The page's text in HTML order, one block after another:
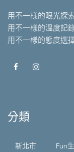
用不一樣的眼光探
用不一樣的溫度記
用不一樣的態度選
分類
新北市 Fun